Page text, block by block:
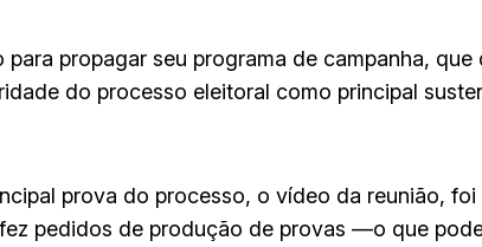
propagar seu programa de campanha, que
do processo eleitoral como principal
prova do processo, o vídeo da reunião, foi
pedidos de produção de provas —o que